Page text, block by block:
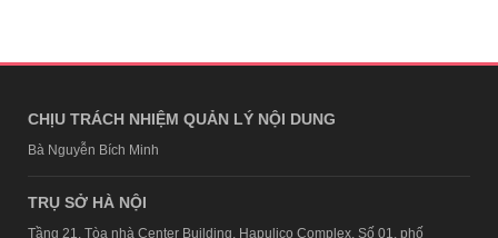
CHỊU TRÁCH NHIỆM QUẢN LÝ NỘI DUNG
Bà Nguyễn Bích Minh
TRỤ SỞ HÀ NỘI
Tầng 21, Tòa nhà Center Building, Hapulico Complex, Số 01, phố